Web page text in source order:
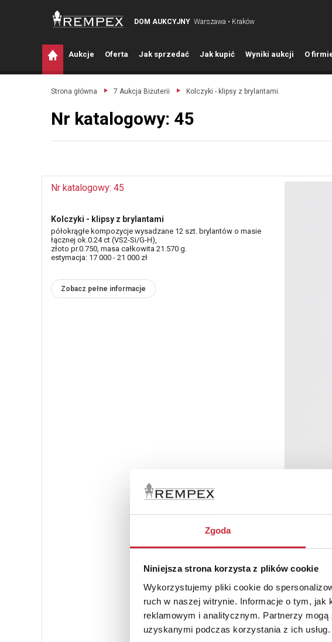
Zgoda
Niniejsza strona korzysta z plików cookie
Wykorzystujemy pliki cookie do
ruch w naszej witrynie. Informacje o tym, jak
reklamowym i analitycznym. Partnerzy
uzyskanymi podczas korzystania z ich usług.
DOM AUKCYJNY Warszawa • Kraków
Aukcje Oferta Jak sprzedać Jak kupić Wyniki aukcji O
Strona główna 7 Aukcja Biżuterii Kolczyki - klipsy z brylantami.
Nr katalogowy: 45
Nr katalogowy: 45
Kolczyki - klipsy z brylantami
półokrągłe kompozycje wysadzane 12 szt. brylantów o masie
łącznej ok.0.24 ct (VS2-Si/G-H),
złoto pr.0.750, masa całkowita 21.570 g.
estymacja: 17 000 - 21 000 zł
Zobacz pełne informacje